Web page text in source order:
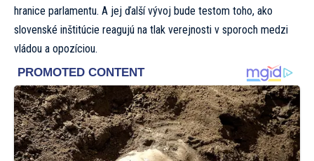
hranice parlamentu. A jej ďalší vývoj bude testom toho, ako
slovenské inštitúcie reagujú na tlak verejnosti v sporoch medzi
vládou a opozíciou.